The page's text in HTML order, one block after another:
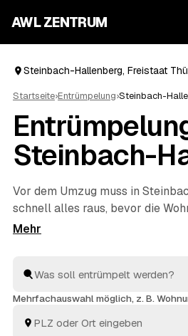
AWL ZENTRUM
Steinbach-Hallenberg, Freistaat
Startseite›Entrümpelung›Steinbach-
Steinbach-
Vor dem Umzug muss in
schnell alles raus, bevor die
Statt unter Zeitdruck den
aus Steinbach-Hallenberg bis
Oberhof. So vergleichen Sie
Ausräumen und die fachgerechte
Mehrfachauswahl möglich, z. B.